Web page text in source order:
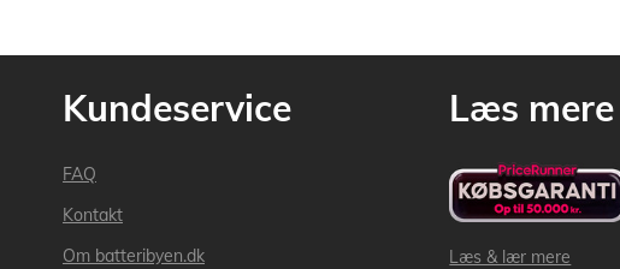
Kundeservice
FAQ
Kontakt
Om batteribyen.dk
Læs mere
Læs & lær mere